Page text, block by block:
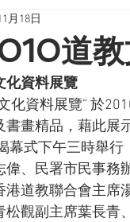
澳門道教青年協會
道
月18日
化資料展覽
化資料展覽” 於
書畫精品，藉此展
偉、民署市民事務
港道教聯合會主席
松觀副主席葉長青